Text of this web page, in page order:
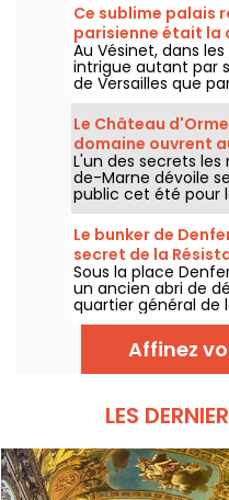
Ce sublime palais
parisienne était la
marquise
Au Vésinet, dans les
intrigue autant par
de Versailles que
l'une de ses plus
marquise Luisa
la Belle Époque.
Le Château
domaine ouvrent
première fois cet
L'un des secrets
de-Marne dévoile
public cet été pour
juillet au 4
d'Ormesson,
dans la même
générations, invite
découvrir son parc
fastueux.
Le bunker de
secret de la
gratuitement à
Sous la place
un ancien abri de
quartier général de
en août 1944. Un
exceptionnel,
mais aujourd'hui
Affinez
LES